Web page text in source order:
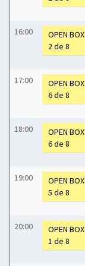
16:00
OPEN BOX
2 de 8
17:00
OPEN BOX
6 de 8
18:00
OPEN BOX
6 de 8
19:00
OPEN BOX
5 de 8
20:00
OPEN BOX
1 de 8